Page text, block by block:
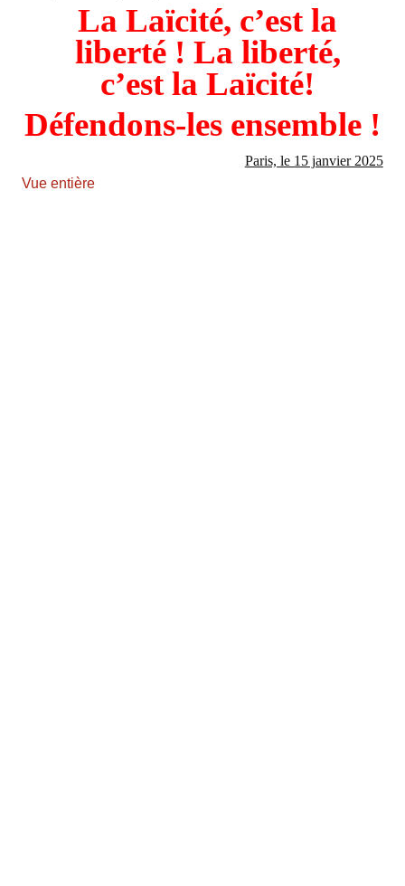
La Laïcité, c’est la
liberté ! La liberté,
c’est la Laïcité!
Défendons-les ensemble !
Paris, le 15 janvier 2025
Vue entière